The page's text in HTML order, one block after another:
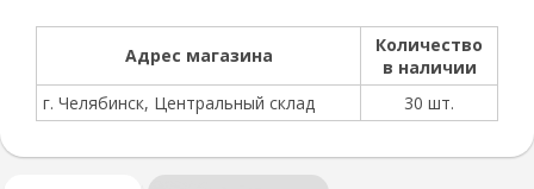
Адрес магазина
Количество
в наличии
г. Челябинск, Центральный склад
30 шт.